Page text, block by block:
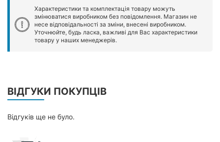
Характеристики та комплектація товару можуть
змінюватися виробником без повідомлення. Магазин не
несе відповідальності за зміни, внесені виробником.
Уточнюйте, будь ласка, важливі для Вас характеристики
товару у наших менеджерів.
ВІДГУКИ ПОКУПЦІВ
Відгуків ще не було.